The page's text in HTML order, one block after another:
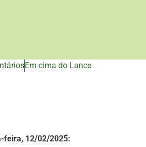
Em cima do Lance
feira, 12/02/2025: